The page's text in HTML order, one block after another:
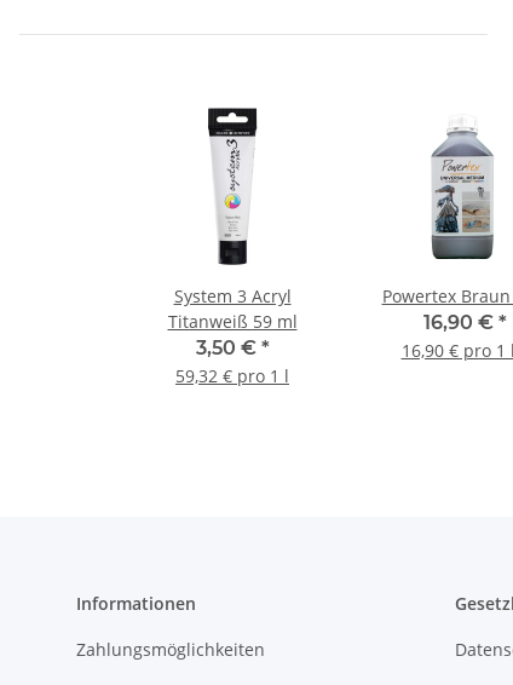
System 3 Acryl
Titanweiß 59 ml
3,50 € *
59,32 € pro 1 l
Powertex
16,90 € *
16,90 € pro 1
Informationen
Zahlungsmöglichkeiten